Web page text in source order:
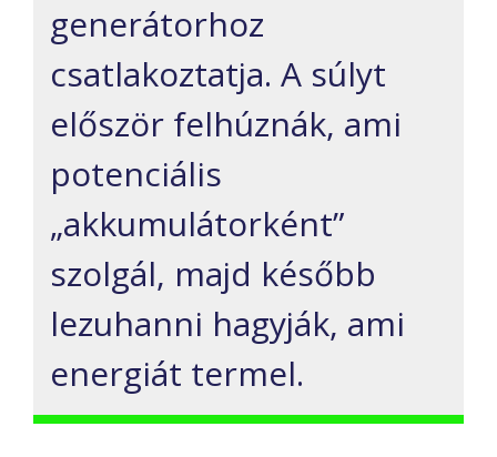
generátorhoz
csatlakoztatja. A súlyt
először felhúznák, ami
potenciális
„akkumulátorként”
szolgál, majd később
lezuhanni hagyják, ami
energiát termel.